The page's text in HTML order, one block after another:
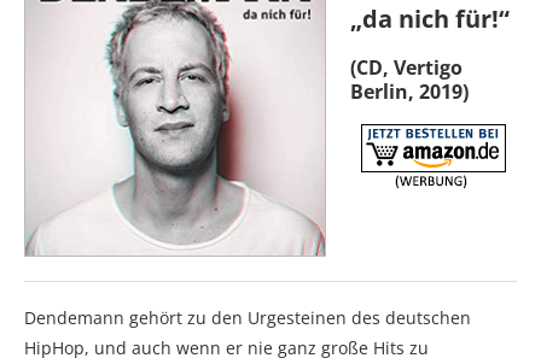
„da nich für!“
(CD, Vertigo
Berlin, 2019)
Dendemann gehört zu den Urgesteinen des deutschen
HipHop, und auch wenn er nie ganz große Hits zu